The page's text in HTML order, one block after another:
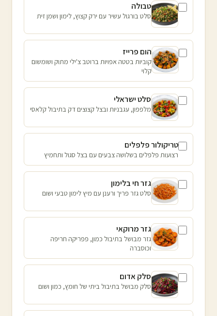
טבולה
סלט בורגול עשיר עם ירק קצוץ, לימון ושמן זית
הום פרייז
קוביות בטטה אפויות ברוטב צ'ילי מתוק ושומשום
קלוי
סלט ישראלי
מלפפון, עגבניות ובצל קצוצים דק בתיבול קלאסי
טריקולור פלפלים
רצועות פלפלים בשלושה צבעים עם בצל סגול ותחמיץ
גזר חי בלימון
סלט גזר פריך ורענן עם מיץ לימון טבעי ושום
גזר מרוקאי
גזר מבושל בתיבול כמון, פפריקה חריפה
וכוסברה
סלק אדום
סלק מבושל בתיבול ביתי של חומץ, כמון ושום